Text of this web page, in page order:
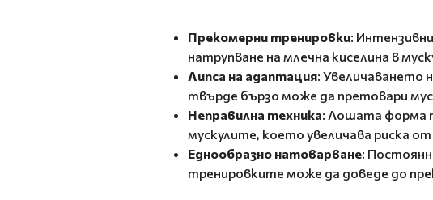
Прекомерни тренировки:
натрупване на млечна киселина в
Липса на адаптация:
твърде бързо може да претовари
Неправилна техника: Лошата форма
мускулите, което увеличава риска
Еднообразно натоварване:
тренировките може да доведе до